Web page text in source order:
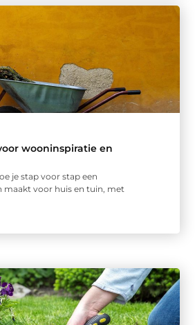
wooninspiratie en
je stap voor stap een
maakt voor huis en tuin, met